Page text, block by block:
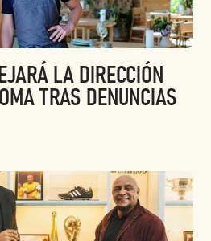
LA DIRECCIÓN
TRAS DENUNCIAS